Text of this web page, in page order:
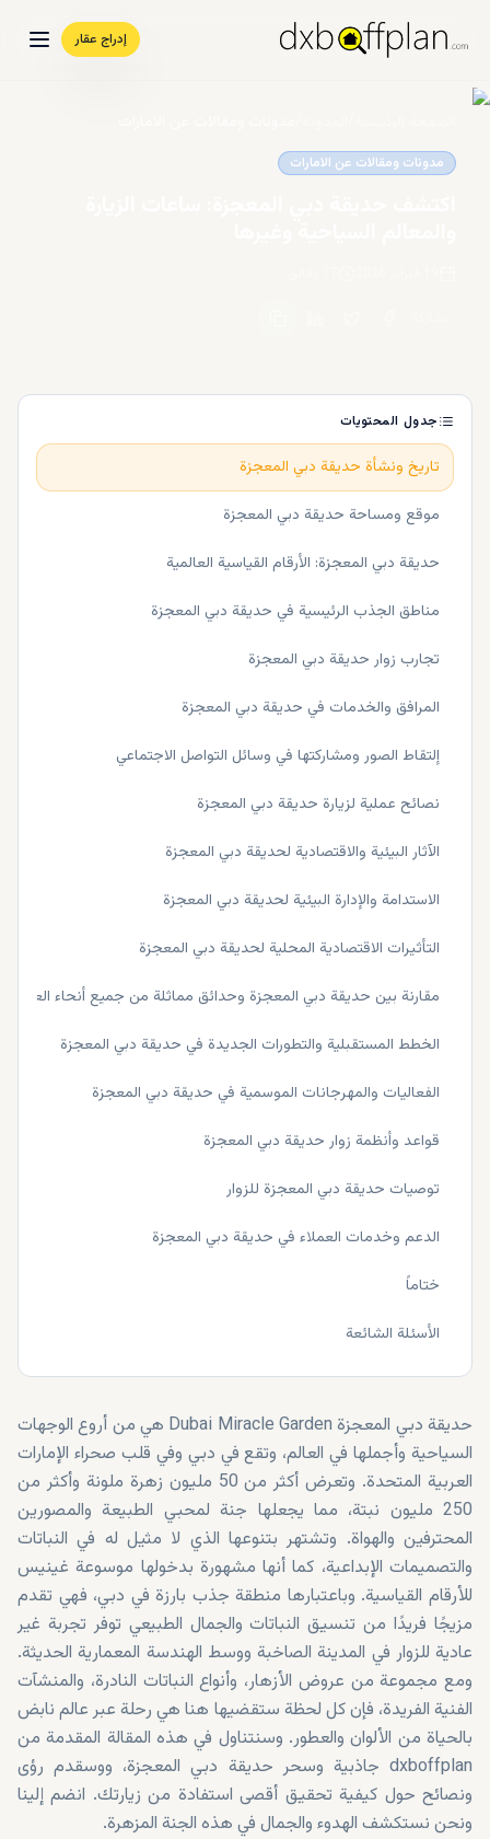
إدراج عقار
مدونات ومقالات عن الامارات
جدول المحتويات
تاريخ ونشأة حديقة دبي المعجزة
موقع ومساحة حديقة دبي المعجزة
حديقة دبي المعجزة: الأرقام القياسية العالمية
مناطق الجذب الرئيسية في حديقة دبي المعجزة
تجارب زوار حديقة دبي المعجزة
المرافق والخدمات في حديقة دبي المعجزة
إلتقاط الصور ومشاركتها في وسائل التواصل الاجتماعي
نصائح عملية لزيارة حديقة دبي المعجزة
الآثار البيئية والاقتصادية لحديقة دبي المعجزة
الاستدامة والإدارة البيئية لحديقة دبي المعجزة
التأثيرات الاقتصادية المحلية لحديقة دبي المعجزة
مقارنة بين حديقة دبي المعجزة وحدائق مماثلة من جميع أنحاء العالم
الخطط المستقبلية والتطورات الجديدة في حديقة دبي المعجزة
الفعاليات والمهرجانات الموسمية في حديقة دبي المعجزة
قواعد وأنظمة زوار حديقة دبي المعجزة
توصيات حديقة دبي المعجزة للزوار
الدعم وخدمات العملاء في حديقة دبي المعجزة
ختاماً
الأسئلة الشائعة
حديقة دبي المعجزة Dubai Miracle Garden هي من أروع الوجهات
السياحية وأجملها في العالم، وتقع في دبي وفي قلب صحراء الإمارات
العربية المتحدة. وتعرض أكثر من 50 مليون زهرة ملونة وأكثر من
250 مليون نبتة، مما يجعلها جنة لمحبي الطبيعة والمصورين
المحترفين والهواة. وتشتهر بتنوعها الذي لا مثيل له في النباتات
والتصميمات الإبداعية، كما أنها مشهورة بدخولها موسوعة غينيس
للأرقام القياسية. وباعتبارها منطقة جذب بارزة في دبي، فهي تقدم
مزيجًا فريدًا من تنسيق النباتات والجمال الطبيعي توفر تجربة غير
عادية للزوار في المدينة الصاخبة ووسط الهندسة المعمارية الحديثة.
ومع مجموعة من عروض الأزهار، وأنواع النباتات النادرة، والمنشآت
الفنية الفريدة، فإن كل لحظة ستقضيها هنا هي رحلة عبر عالم نابض
بالحياة من الألوان والعطور. وسنتناول في هذه المقالة المقدمة من
dxboffplan جاذبية وسحر حديقة دبي المعجزة، ووسقدم رؤى
ونصائح حول كيفية تحقيق أقصى استفادة من زيارتك. انضم إلينا
ونحن نستكشف الهدوء والجمال في هذه الجنة المزهرة.